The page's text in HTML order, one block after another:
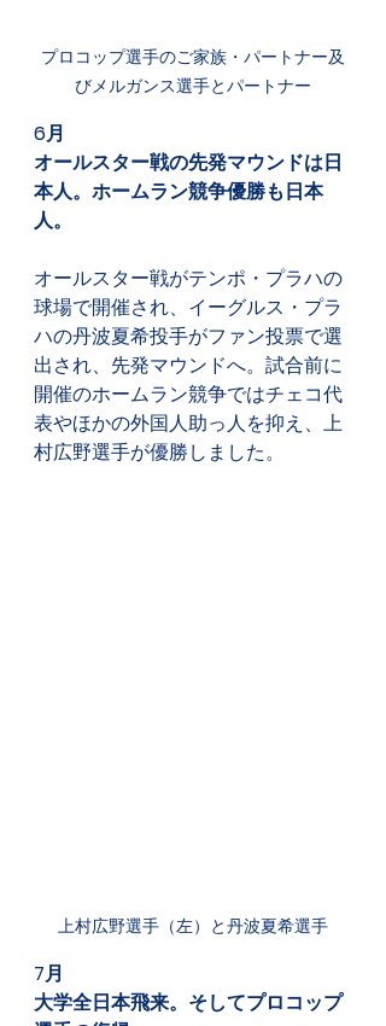
プロコップ選手のご家族・パートナー及
びメルガンス選手とパートナー
6月
オールスター戦の先発マウンドは日
本人。ホームラン競争優勝も日本
人。
オールスター戦がテンポ・プラハの
球場で開催され、イーグルス・プラ
ハの丹波夏希投手がファン投票で選
出され、先発マウンドへ。試合前に
開催のホームラン競争ではチェコ代
表やほかの外国人助っ人を抑え、上
村広野選手が優勝しました。
上村広野選手（左）と丹波夏希選手
7月
大学全日本飛来。そしてプロコップ